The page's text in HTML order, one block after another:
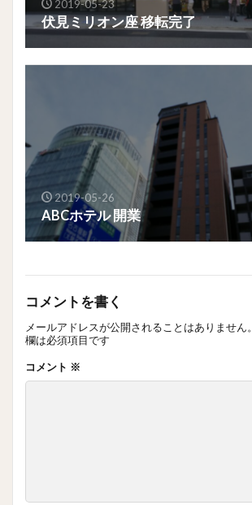
2019-05-23
伏見ミリオン座 移転完了
2019-05-26
ABCホテル 開業
コメントを書く
メールアドレスが公開されることはありません。
欄は必須項目です
コメント ※